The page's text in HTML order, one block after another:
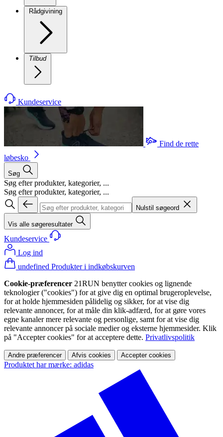
Rådgivining
Tilbud
Kundeservice
Find de rette
løbesko
Søg
Søg efter produkter, kategorier, ...
Søg efter produkter, kategorier, ...
Nulstil søgeord
Vis alle søgeresultater
Kundeservice
Log ind
undefined Produkter i indkøbskurven
Cookie-præferencer 21RUN benytter cookies og lignende
teknologier ("cookies") for at give dig en optimal brugeroplevelse,
for at holde hjemmesiden pålidelig og sikker, for at vise dig
relevante annoncer, for at måle din klik-adfærd, for at gøre vores
egne kanaler mere relevante og personlige, samt for at vise dig
relevante annoncer på sociale medier og eksterne hjemmesider. Klik
på "Accepter cookies" for at acceptere dette. Privatlivspolitik
Andre præferencer Afvis cookies Accepter cookies
Produktet har mærke: adidas